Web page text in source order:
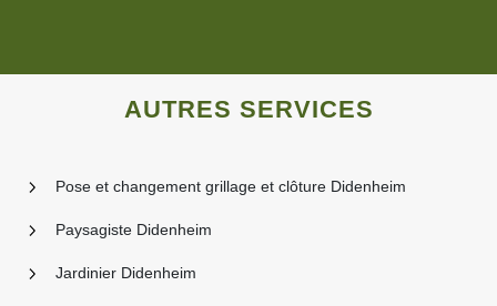
AUTRES SERVICES
Pose et changement grillage et clôture Didenheim
Paysagiste Didenheim
Jardinier Didenheim